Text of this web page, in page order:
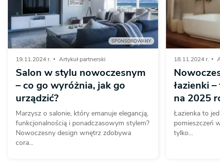
SPONSOROWANY
19.11.2024 r. Artykuł partnerski
Salon w stylu nowoczesnym
– co go wyróżnia, jak go
urządzić?
Marzysz o salonie, który emanuje elegancją,
funkcjonalnością i ponadczasowym stylem?
Nowoczesny design wnętrz zdobywa
cora...
18.11.2024 r.
łazienki
na 2025
Łazienka to
pomieszczeń
tylko...